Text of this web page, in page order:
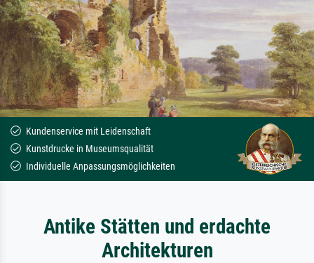
Kundenservice mit Leidenschaft
Kunstdrucke in Museumsqualität
Individuelle Anpassungsmöglichkeiten
Antike Stätten und erdachte
Architekturen